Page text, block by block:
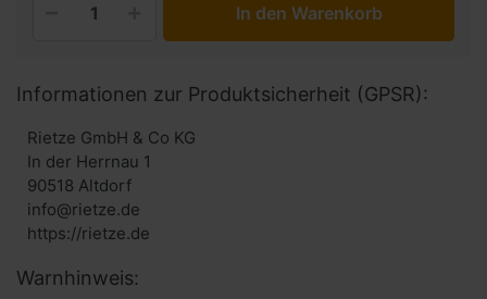
In den Warenkorb
Informationen zur Produktsicherheit (GPSR):
Rietze GmbH & Co KG
In der Herrnau 1
90518 Altdorf
info@rietze.de
https://rietze.de
Warnhinweis: